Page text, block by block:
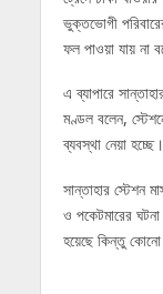
ভুক্তভোগী
ফল পাওয়া যায় না
এ ব্যাপারে
মণ্ডল বলেন,
ব্যবস্থা নেয়া হচ্ছে।
সান্তাহার স্টেশন
ও পকেটমারের
হয়েছে কিন্তু